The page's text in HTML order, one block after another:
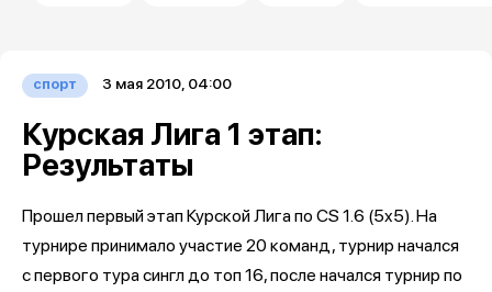
спорт 3 мая 2010, 04:00
Курская Лига 1 этап:
Результаты
Прошел первый этап Курской Лига по CS 1.6 (5x5). На
турнире принимало участие 20 команд, турнир начался
с первого тура сингл до топ 16, после начался турнир по